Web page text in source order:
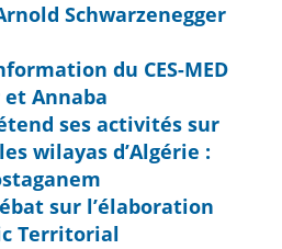
Schwarzenegger
du CES-MED
et Annaba
ses activités sur
wilayas d’Algérie :
sur l’élaboration
Territorial